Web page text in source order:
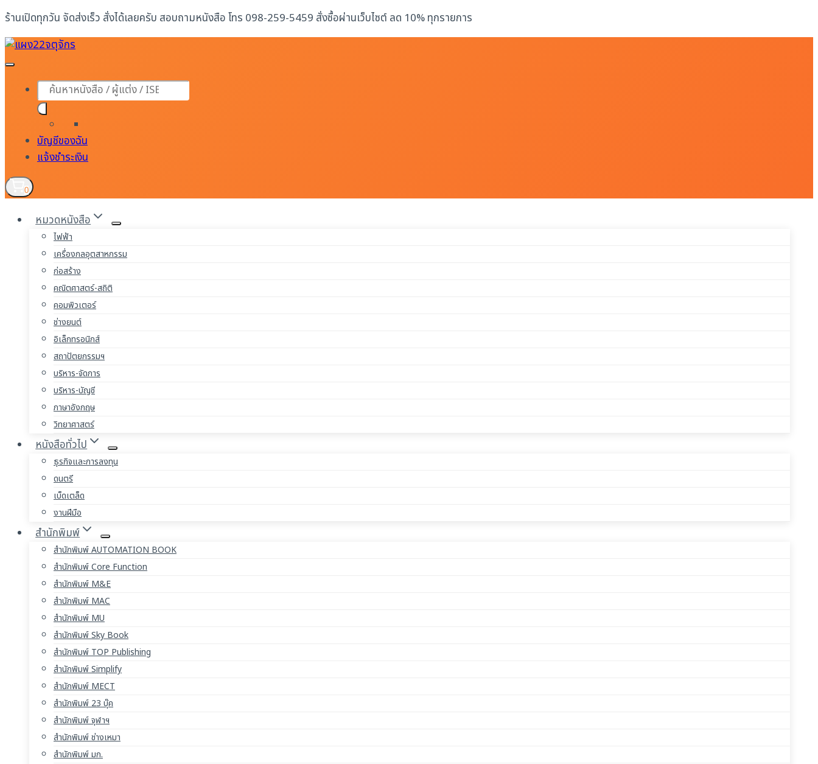
Skip
to
content
ร้านเปิดทุกวัน จัดส่งเร็ว สั่งได้เลยครับ สอบถามหนังสือ โทร 098-259-5459 สั่งซื้อผ่านเว็บไซต์ ลด 10% ทุกรายการ
Products
search
บัญชีของฉัน
แจ้งชำระเงิน
0
หมวดหนังสือ
ไฟฟ้า
เครื่องกลอุตสาหกรรม
ก่อสร้าง
คณิตศาสตร์-สถิติ
คอมพิวเตอร์
ช่างยนต์
อิเล็กทรอนิกส์
สถาปัตยกรรมฯ
บริหาร-จัดการ
บริหาร-บัญชี
ภาษาอังกฤษ
วิทยาศาสตร์
หนังสือทั่วไป
ธุรกิจและการลงทุน
ดนตรี
เบ็ดเตล็ด
งานฝีมือ
สำนักพิมพ์
สำนักพิมพ์ AUTOMATION BOOK
สำนักพิมพ์ Core Function
สำนักพิมพ์ M&E
สำนักพิมพ์ MAC
สำนักพิมพ์ MU
สำนักพิมพ์ Sky Book
สำนักพิมพ์ TOP Publishing
สำนักพิมพ์ Simplify
สำนักพิมพ์ MECT
สำนักพิมพ์ 23 บุ๊ค
สำนักพิมพ์ จุฬาฯ
สำนักพิมพ์ ช่างเหมา
สำนักพิมพ์ มก.